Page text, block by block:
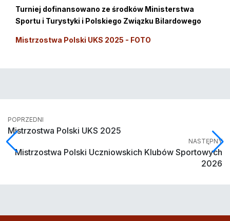
Turniej dofinansowano ze środków Ministerstwa
Sportu i Turystyki i Polskiego Związku Bilardowego
Mistrzostwa Polski UKS 2025 - FOTO
POPRZEDNI
Mistrzostwa Polski UKS 2025
NASTĘPNY
Mistrzostwa Polski Uczniowskich Klubów Sportowych
2026